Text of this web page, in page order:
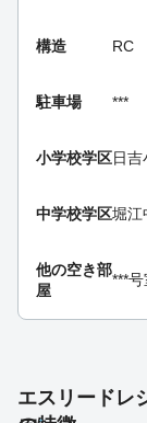
構造 RC
駐車場 ***
小学校学区日吉
中学校学区堀江
他の空き部
屋
***号
エスリードレ